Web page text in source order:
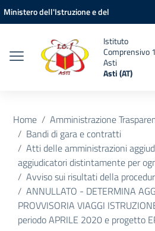
Vai ai contenuti
Vai al menu di navigazione
Vai al footer
Ministero dell'Istruzione e del
Istituto
Comprensivo
Asti
Asti (AT)
Home
Amministrazione
Bandi di gara e contratti
Atti delle amministrazioni
aggiudicatori distintamente per
Avviso sui risultati della
ANNULLATO - DETERMINA
PROVVISORIA VIAGGI
periodo APRILE 2020 e progetto